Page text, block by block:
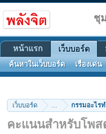
เว็บบอร์ด ... กรรมอะไร
คะแนนสำหรับโพส
ชุ
หน้าแรก เว็บบอร์ด
ค้นหาในเว็บบอร์ด เรื่องเด่น